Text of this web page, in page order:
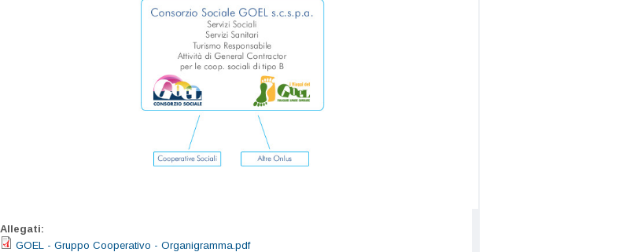
Allegati:
GOEL - Gruppo Cooperativo - Organigramma.pdf